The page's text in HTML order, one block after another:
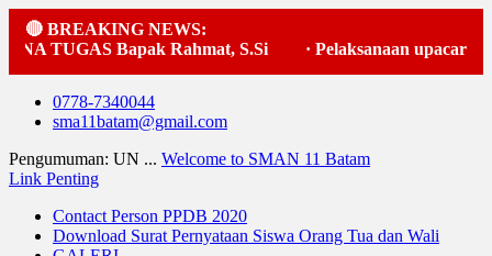
🔴 BREAKING NEWS:
Bapak Rahmat, S.Si
·Pelaksanaan upacara bendera
Skip
0778-7340044
sma11batam@gmail.com
Pengumuman: UN ... Welcome to SMAN 11 Batam
Link Penting
Contact Person PPDB 2020
Download Surat Pernyataan Siswa Orang Tua dan Wali